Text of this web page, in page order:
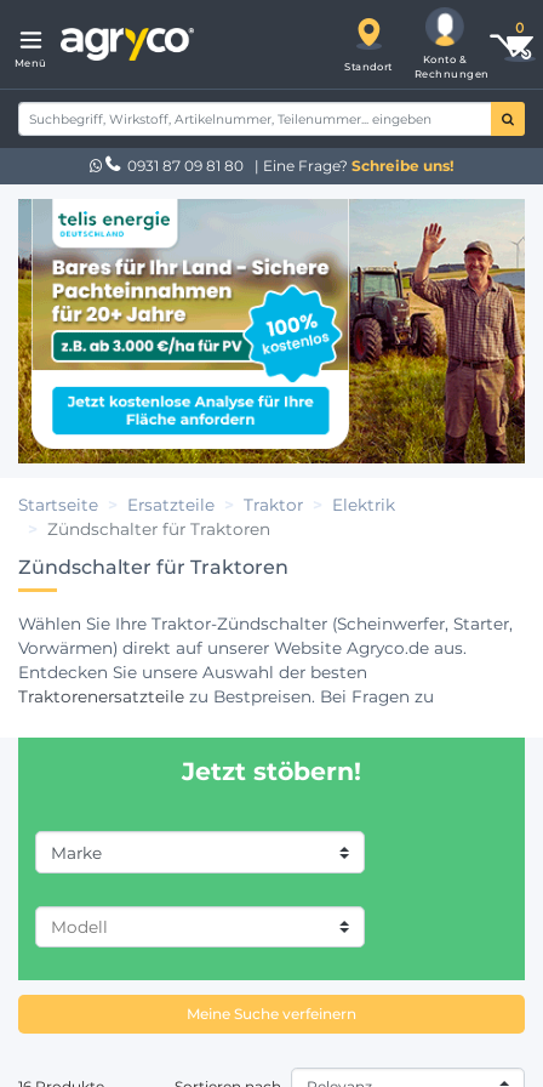
Menü Standort
Konto &
Rechnungen
0931 87 09 81 80 | Eine Frage? Schreibe uns!
Startseite Ersatzteile Traktor
Elektrik
Zündschalter für Traktoren
Zündschalter für Traktoren
Wählen Sie Ihre Traktor-Zündschalter (Scheinwerfer, Starter,
Vorwärmen) direkt auf unserer Website Agryco.de aus.
Entdecken Sie unsere Auswahl der besten
Traktorenersatzteile zu Bestpreisen. Bei Fragen zu
Jetzt stöbern!
Marke
CASE IH (5)
CLAAS / RENAULT (1)
DEUTZ-FAHR (2)Meine Suche verfeinern